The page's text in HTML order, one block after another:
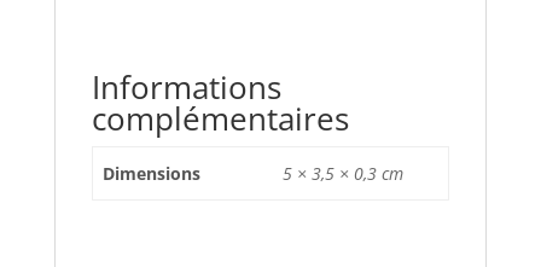
Informations
complémentaires
Dimensions 5 × 3,5 × 0,3 cm